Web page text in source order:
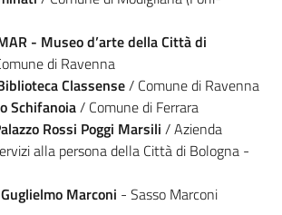
- Museo d’arte della Città di
di Ravenna
Classense/ Comune di Ravenna
Schifanoia/ Comune di Ferrara
Rossi Poggi Marsili / Azienda
alla persona della Città di Bologna -
Marconi - Sasso Marconi